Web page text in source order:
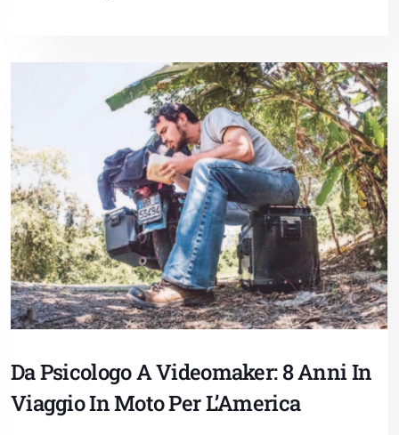
Da Psicologo A Videomaker: 8 Anni In
Viaggio In Moto Per L’America